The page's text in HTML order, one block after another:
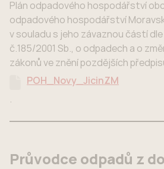
Plán odpadového hospodářství
odpadového hospodářství
v souladu s jeho závaznou částí
č.185/2001 Sb., o odpadech a o
zákonů ve znění pozdějších
POH_Novy_JicinZM
.
Průvodce odpadů z